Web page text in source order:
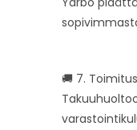
🚚 7.